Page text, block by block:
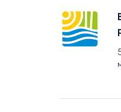
Про внесення змін
до рішення
районної у місті